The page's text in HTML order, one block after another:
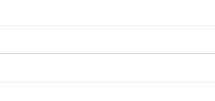
んにおすすめです。